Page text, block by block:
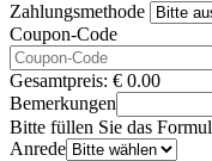
Zahlungsmethode
Coupon-Code
Gesamtpreis: € 0.00
Bemerkungen
Bitte füllen Sie das
Anrede